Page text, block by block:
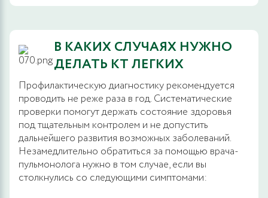
В КАКИХ СЛУЧАЯХ НУЖНО
ДЕЛАТЬ КТ ЛЕГКИХ
Профилактическую диагностику рекомендуется
проводить не реже раза в год. Систематические
проверки помогут держать состояние здоровья
под тщательным контролем и не допустить
дальнейшего развития возможных заболеваний.
Незамедлительно обратиться за помощью врача-
пульмонолога нужно в том случае, если вы
столкнулись со следующими симптомами: